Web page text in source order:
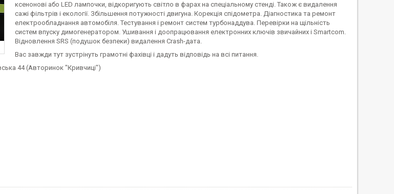
ксенонові або LED лампочки, відкоригують світло в фарах на спеціальному стенді. Також є видалення
сажі фільтрів і екології. Збільшення потужності двигуна. Корекція спідометра. Діагностика та ремонт
електрообладнання автомобіля. Тестування і ремонт систем турбонаддува. Перевірки на щільність
систем впуску димогенератором. Ушивання і доопрацювання електронних ключів звичайних і Smartcom.
Відновлення SRS (подушок безпеки) видалення Crash-дата.
Вас завжди тут зустрінуть грамотні фахівці і дадуть відповідь на всі питання.
44 (Авторинок "Кривчиці")